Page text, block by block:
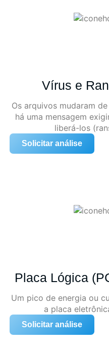
Vírus e
Os arquivos mudaram
há uma mensagem
liberá-los
Solicitar análise
Placa Lógica
Um pico de energia ou
a placa
Solicitar análise